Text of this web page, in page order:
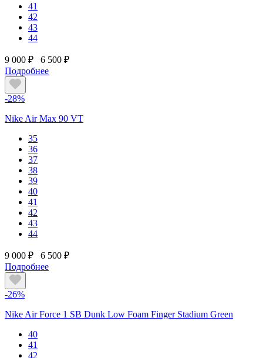
41
42
43
44
9 000 ₽
6 500 ₽
Подробнее
-28%
Nike Air Max 90 VT
35
36
37
38
39
40
41
42
43
44
9 000 ₽
6 500 ₽
Подробнее
-26%
Nike Air Force 1 SB Dunk Low Foam Finger Stadium Green
40
41
42